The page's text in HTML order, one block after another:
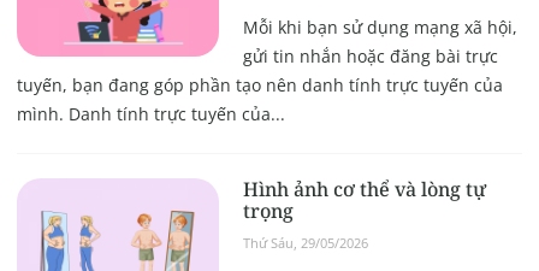
Mỗi khi bạn sử dụng mạng xã hội,
gửi tin nhắn hoặc đăng bài trực
tuyến, bạn đang góp phần tạo nên danh tính trực tuyến của
mình. Danh tính trực tuyến của...
Hình ảnh cơ thể và lòng tự
trọng
Thứ Sáu, 29/05/2026